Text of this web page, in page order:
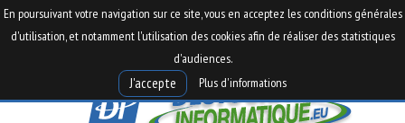
En poursuivant votre navigation sur ce site, vous en acceptez les conditions générales
d'utilisation, et notamment l'utilisation des cookies afin de réaliser des statistiques
d'audiences.
J'accepte Plus d'informations
  shopping_cart
0